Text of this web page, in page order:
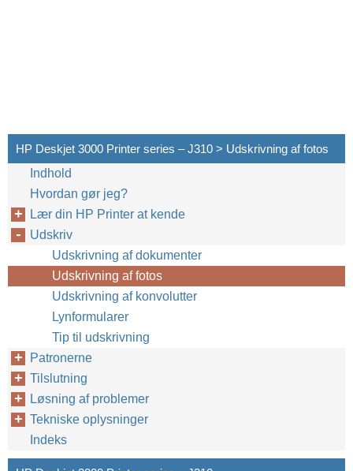
HP Deskjet 3000 Printer series – J310 > Udskrivning af fotos
Indhold
Hvordan gør jeg?
Lær din HP Printer at kende
Udskriv
Udskrivning af dokumenter
Udskrivning af fotos
Udskrivning af konvolutter
Lynformularer
Tip til udskrivning
Patronerne
Tilslutning
Løsning af problemer
Tekniske oplysninger
Indeks